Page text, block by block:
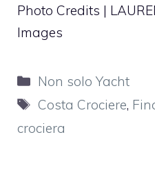
Photo Credits |
Images
Categorie
Non solo Yacht
Tag
Costa Crociere,
crociera